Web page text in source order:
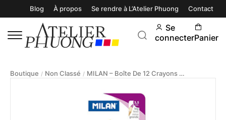
Blog À propos Se rendre à L’Atelier Phuong Contact
Se
connecterPanier
Boutique / Non Classé / MILAN – Boîte De 12 Crayons De Couleur